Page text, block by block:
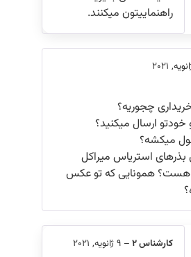
راهنماییتون میکنند.
چجوریه؟
ارسال میکنید؟
استریاس میراکل
همونایی که تو عکس
کارشناس 2 –9 ژانویه, 2021